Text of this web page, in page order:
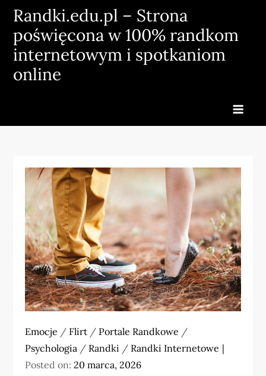
Skip
content
Randki.edu.pl – Strona
poświęcona w 100% randkom
internetowym i spotkaniom
online
Emocje / Flirt / Portale Randkowe /
Psychologia / Randki / Randki Internetowe
Posted on:20 marca, 2026